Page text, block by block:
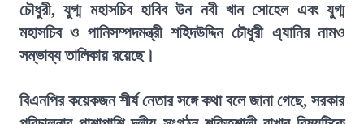
চৌধুরী, যুগ্ম মহাসচিব হাবিব উন নবী খান সোহেল এবং যুগ্ম
মহাসচিব ও পানিসম্পদমন্ত্রী শহিদউদ্দিন চৌধুরী এ্যানির নামও
সম্ভাব্য তালিকায় রয়েছে।
বিএনপির কয়েকজন শীর্ষ নেতার সঙ্গে কথা বলে জানা গেছে, সরকার